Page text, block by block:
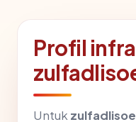
Profil
Untuk